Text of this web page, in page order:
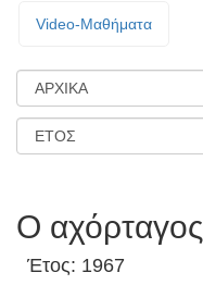
Video-Mαθήματα
Ο αχόρταγος
Έτος: 1967